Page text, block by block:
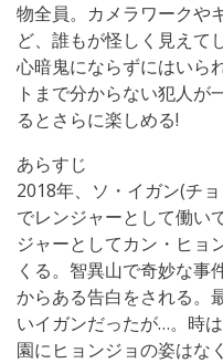
物全員。カメラワークや
ど、誰もが怪しく見えて
心暗鬼にならずにはいら
トまで分からない犯人が
るとさらに楽しめる!
あらすじ
2018年、ソ・イガン(チ
でレンジャーとして働い
ジャーとしてカン・ヒョ
くる。智異山で奇妙な事
からある告白をされる。
いイガンだったが…。時
園にヒョンジョの姿はな